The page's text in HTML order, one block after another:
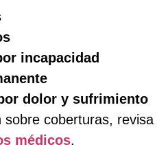
incapacidad
dolor y sufrimiento
sobre coberturas, revisa
médicos.